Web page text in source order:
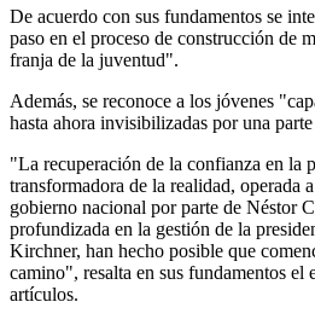
De acuerdo con sus fundamentos se
paso en el proceso de construcción de
franja de la juventud".
Además, se reconoce a los jóvenes
hasta ahora invisibilizadas por una
"La recuperación de la confianza en la
transformadora de la realidad, operada
gobierno nacional por parte de Néstor
profundizada en la gestión de la
Kirchner, han hecho posible que
camino", resalta en sus fundamentos el
artículos.